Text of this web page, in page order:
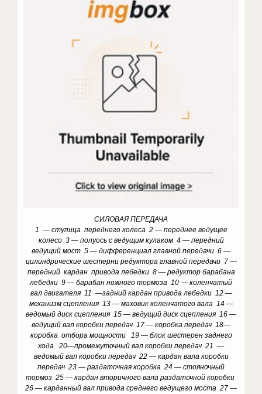
СИЛОВАЯ ПЕРЕДАЧА
1 — ступица переднего колеса 2 — переднее ведущее
колесо 3 — полуось с ведущим кулаком 4 — передний
ведущий мост 5 — дифференциал главной передачи 6 —
цилиндрические шестерни редуктора главной передачи 7 —
передний кардан привода лебедки 8 — редуктор барабана
лебедки 9 — барабан ножного тормоза 10 — коленчатый
вал двигателя 11 —задний кардан привода лебедки 12 —
механизм сцепления 13 — маховик коленчатого вала 14 —
ведомый диск сцепления 15 — ведущий диск сцепления 16 —
ведущий вал коробки передач 17 — коробка передач 18—
коробка отбора мощности 19 — блок шестерен заднего
хода 20—промежуточный вал коробки передач 21 —
ведомый вал коробки передач 22 — кардан вала коробки
передач 23 — раздаточная коробка 24 — стояночный
тормоз 25 — кардан вторичного вала раздаточной коробки
26 — карданный вал привода среднего ведущего моста 27 —